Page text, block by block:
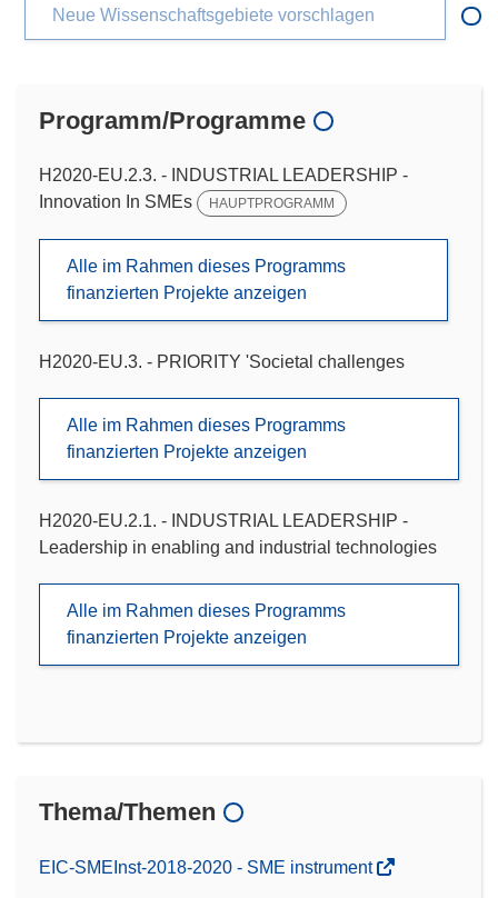
Neue Wissenschaftsgebiete vorschlagen
Programm/Programme
H2020-EU.2.3. - INDUSTRIAL LEADERSHIP -
Innovation In SMEs
HAUPTPROGRAMM
Alle im Rahmen dieses Programms
finanzierten Projekte anzeigen
H2020-EU.3. - PRIORITY 'Societal challenges
Alle im Rahmen dieses Programms
finanzierten Projekte anzeigen
H2020-EU.2.1. - INDUSTRIAL LEADERSHIP -
Leadership in enabling and industrial technologies
Alle im Rahmen dieses Programms
finanzierten Projekte anzeigen
Thema/Themen
EIC-SMEInst-2018-2020 - SME instrument